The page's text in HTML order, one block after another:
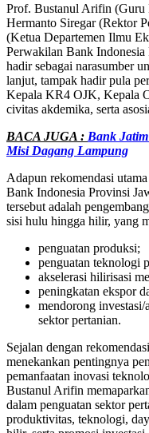
Prof. Bustanul Arifin (Guru
Hermanto Siregar (Rektor
(Ketua Departemen Ilmu
Perwakilan Bank
hadir sebagai narasumber
lanjut, tampak hadir pula
Kepala KR4 OJK, Kepala
civitas akdemika, serta
BACA JUGA : Bank
Misi Dagang Lampung
Adapun rekomendasi
Bank Indonesia Provinsi
tersebut adalah
sisi hulu hingga hilir, yang
penguatan produksi;
penguatan teknologi
akselerasi hilirisasi
peningkatan ekspor
mendorong
sektor pertanian.
Sejalan dengan
menekankan pentingnya
pemanfaatan inovasi
Bustanul Arifin
dalam penguatan sektor
produktivitas, teknologi,